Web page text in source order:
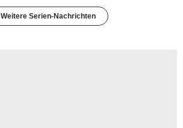
Weitere Serien-Nachrichten